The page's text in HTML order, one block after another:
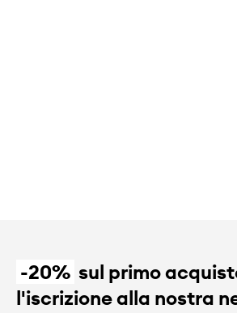
-20% sul primo
l'iscrizione alla nostra